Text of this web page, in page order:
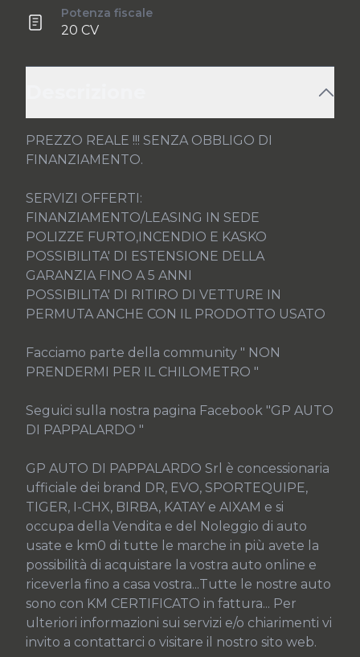
Potenza fiscale
20 CV
PREZZO REALE !!! SENZA OBBLIGO DI
FINANZIAMENTO.
SERVIZI OFFERTI:
FINANZIAMENTO/LEASING IN SEDE
POLIZZE FURTO,INCENDIO E KASKO
POSSIBILITA' DI ESTENSIONE DELLA
GARANZIA FINO A 5 ANNI
POSSIBILITA' DI RITIRO DI VETTURE IN
PERMUTA ANCHE CON IL PRODOTTO USATO
Facciamo parte della community " NON
PRENDERMI PER IL CHILOMETRO "
Seguici sulla nostra pagina Facebook "GP AUTO
DI PAPPALARDO "
GP AUTO DI PAPPALARDO Srl è concessionaria
ufficiale dei brand DR, EVO, SPORTEQUIPE,
TIGER, I-CHX, BIRBA, KATAY e AIXAM e si
occupa della Vendita e del Noleggio di auto
usate e km0 di tutte le marche in più avete la
possibilità di acquistare la vostra auto online e
riceverla fino a casa vostra...Tutte le nostre auto
sono con KM CERTIFICATO in fattura... Per
ulteriori informazioni sui servizi e/o chiarimenti vi
invito a contattarci o visitare il nostro sito web.